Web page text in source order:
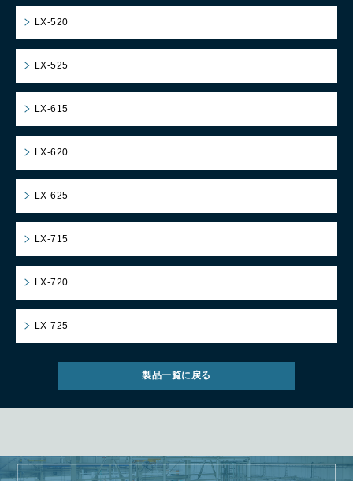
LX-520
LX-525
LX-615
LX-620
LX-625
LX-715
LX-720
LX-725
製品一覧に戻る